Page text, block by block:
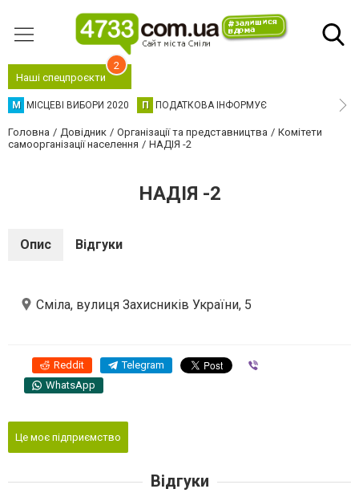
Наші спецпроєкти
2
М МІСЦЕВІ ВИБОРИ 2020 П ПОДАТКОВА ІНФОРМУЄ
Головна Довідник Організації та представництва
Комітети
самоорганізації населення
НАДІЯ -2
НАДІЯ -2
Опис Відгуки
Сміла, вулиця Захисників України, 5
Reddit Telegram
WhatsApp
Це моє підприємство
Відгуки